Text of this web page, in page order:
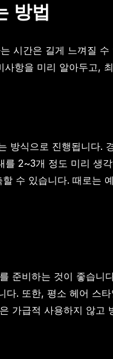
방법
시간은 길게 느껴질
항을 미리 알아두고,
방식으로 진행됩니다
2~3개 정도 미리
수 있습니다. 때로
준비하는 것이 좋습
. 또한, 평소 헤어
가급적 사용하지 않고